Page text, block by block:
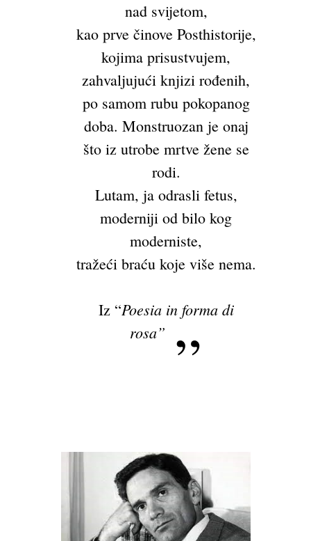
nad svijetom,
kao prve činove Posthistorije,
kojima prisustvujem,
zahvaljujući knjizi rođenih,
po samom rubu pokopanog
doba. Monstruozan je onaj
što iz utrobe mrtve žene se
rodi.
Lutam, ja odrasli fetus,
moderniji od bilo kog
moderniste,
tražeći braću koje više nema.
Iz “Poesia in forma di
rosa”